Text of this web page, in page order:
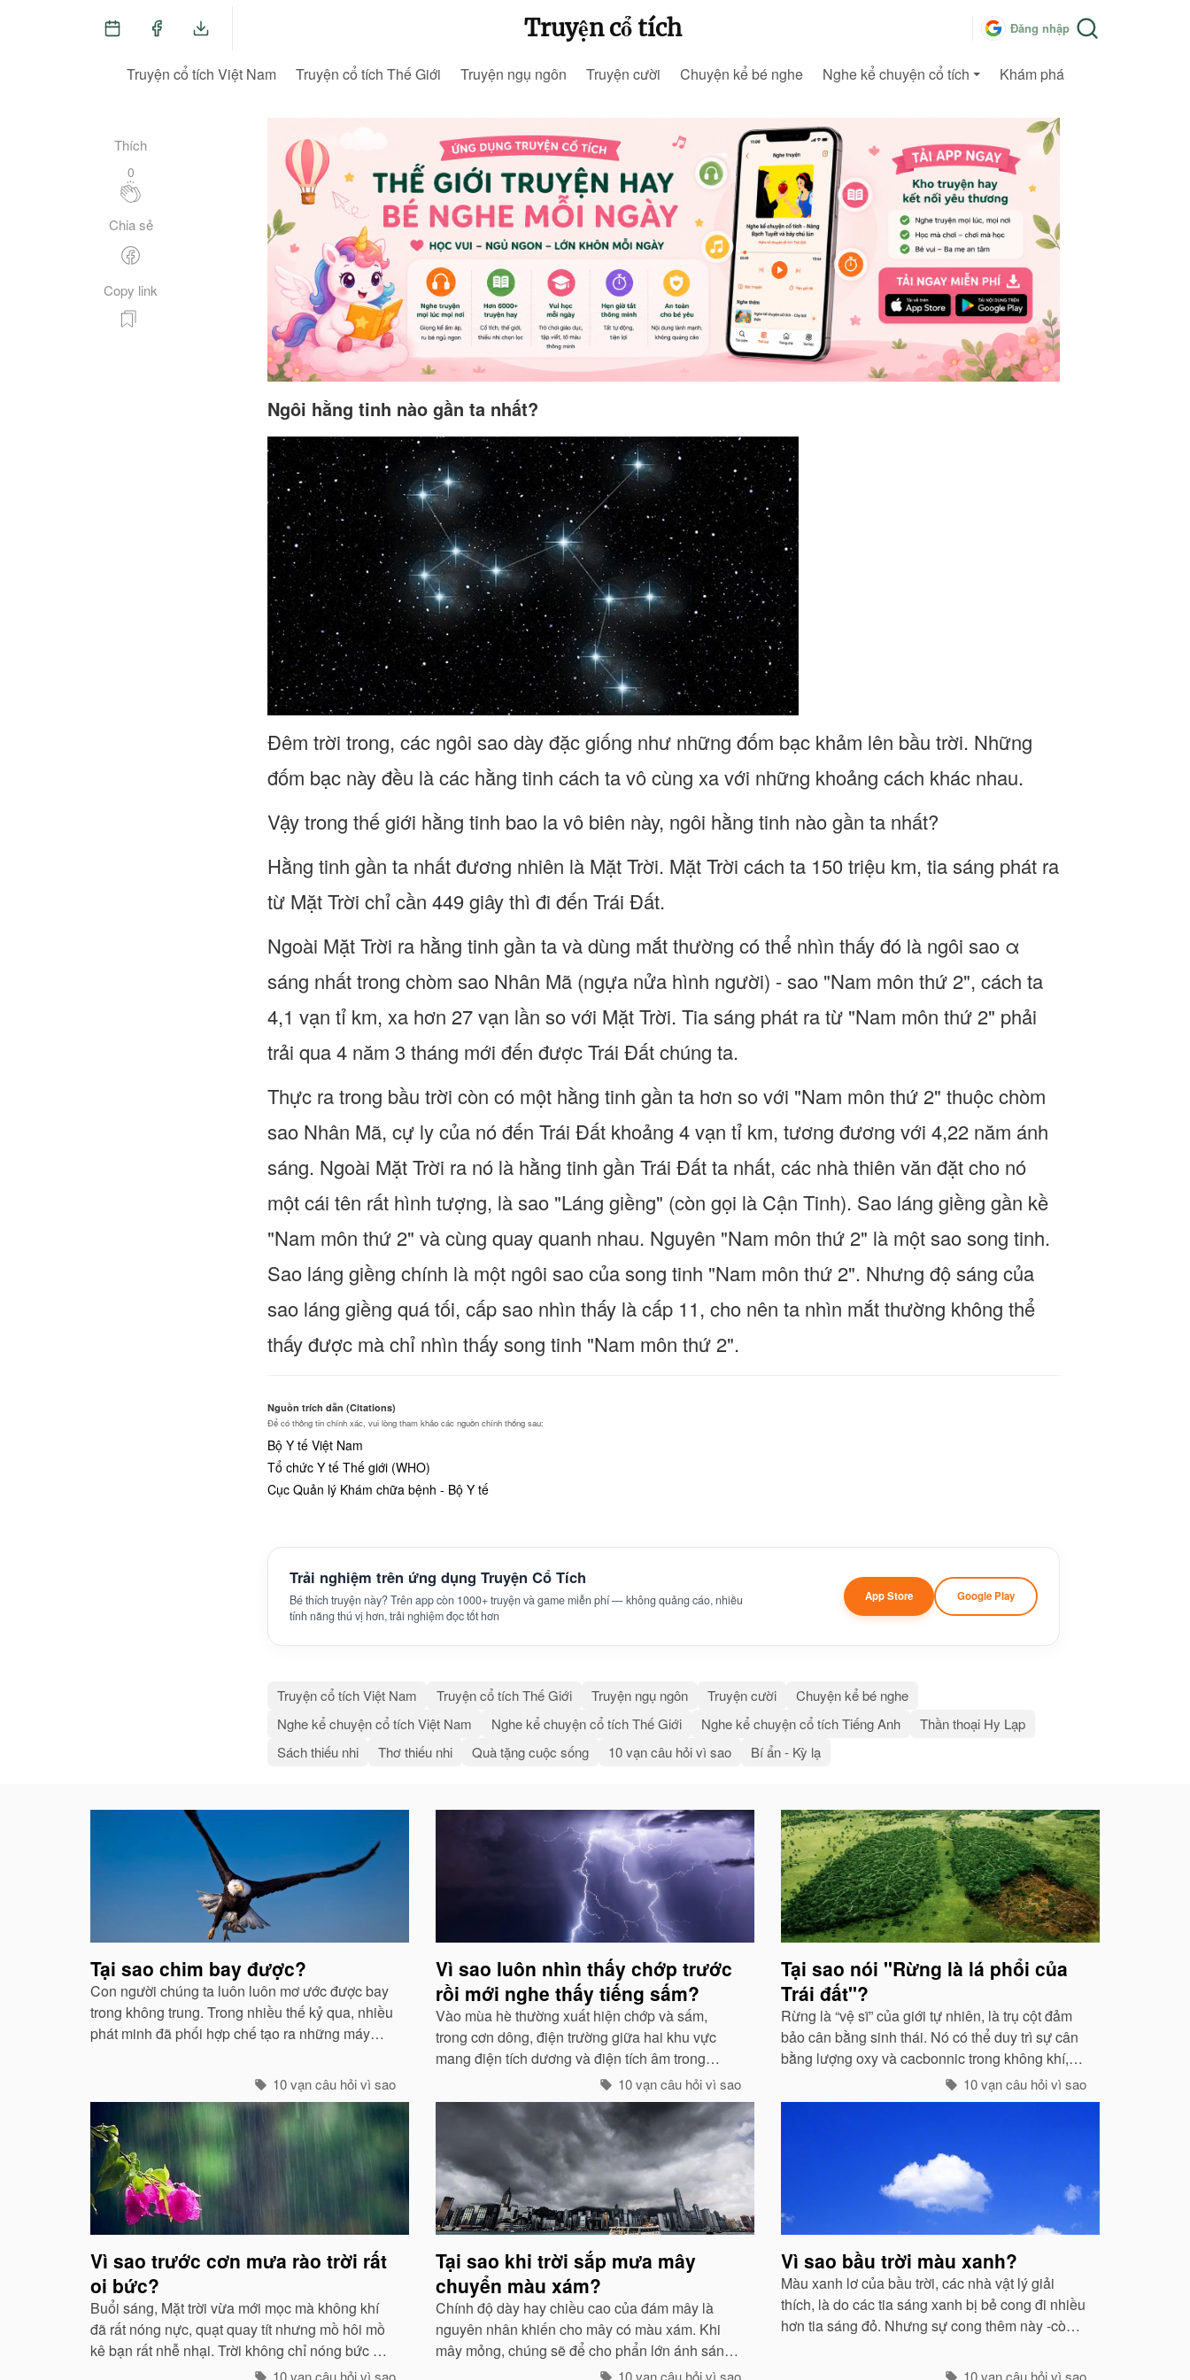
Truyện cổ tích Đăng nhập
Truyện cổ tích Việt Nam Truyện cổ tích Thế Giới Truyện ngụ ngôn Truyện cười Chuyện kể bé nghe Nghe kể chuyện cổ tích Khám phá
Thích
0
Chia sẻ
Copy link
Ngôi hằng tinh nào gần ta nhất?
Đêm trời trong, các ngôi sao dày đặc giống như những đốm bạc khảm lên bầu trời. Những
đốm bạc này đều là các hằng tinh cách ta vô cùng xa với những khoảng cách khác nhau.
Vậy trong thế giới hằng tinh bao la vô biên này, ngôi hằng tinh nào gần ta nhất?
Hằng tinh gần ta nhất đương nhiên là Mặt Trời. Mặt Trời cách ta 150 triệu km, tia sáng phát ra
từ Mặt Trời chỉ cần 449 giây thì đi đến Trái Đất.
Ngoài Mặt Trời ra hằng tinh gần ta và dùng mắt thường có thể nhìn thấy đó là ngôi sao α
sáng nhất trong chòm sao Nhân Mã (ngựa nửa hình người) - sao "Nam môn thứ 2", cách ta
4,1 vạn tỉ km, xa hơn 27 vạn lần so với Mặt Trời. Tia sáng phát ra từ "Nam môn thứ 2" phải
trải qua 4 năm 3 tháng mới đến được Trái Đất chúng ta.
Thực ra trong bầu trời còn có một hằng tinh gần ta hơn so với "Nam môn thứ 2" thuộc chòm
sao Nhân Mã, cự ly của nó đến Trái Đất khoảng 4 vạn tỉ km, tương đương với 4,22 năm ánh
sáng. Ngoài Mặt Trời ra nó là hằng tinh gần Trái Đất ta nhất, các nhà thiên văn đặt cho nó
một cái tên rất hình tượng, là sao "Láng giềng" (còn gọi là Cận Tinh). Sao láng giềng gần kề
"Nam môn thứ 2" và cùng quay quanh nhau. Nguyên "Nam môn thứ 2" là một sao song tinh.
Sao láng giềng chính là một ngôi sao của song tinh "Nam môn thứ 2". Nhưng độ sáng của
sao láng giềng quá tối, cấp sao nhìn thấy là cấp 11, cho nên ta nhìn mắt thường không thể
thấy được mà chỉ nhìn thấy song tinh "Nam môn thứ 2".
Nguồn trích dẫn (Citations)
Để có thông tin chính xác, vui lòng tham khảo các nguồn chính thống sau:
Bộ Y tế Việt Nam
Tổ chức Y tế Thế giới (WHO)
Cục Quản lý Khám chữa bệnh - Bộ Y tế
Trải nghiệm trên ứng dụng Truyện Cổ Tích
Bé thích truyện này? Trên app còn 1000+ truyện và game miễn phí — không quảng cáo, nhiều
tính năng thú vị hơn, trải nghiệm đọc tốt hơn
App Store Google Play
Truyện cổ tích Việt Nam Truyện cổ tích Thế Giới Truyện ngụ ngôn Truyện cười
Chuyện kể bé nghe
Nghe kể chuyện cổ tích Việt Nam
Nghe kể chuyện cổ tích Thế Giới Nghe kể chuyện cổ tích Tiếng Anh
Thần thoại Hy Lạp
Sách thiếu nhi
Thơ thiếu nhi Quà tặng cuộc sống 10 vạn câu hỏi vì sao Bí ẩn - Kỳ lạ
Bài
liên
quan
Tại sao chim bay được?
Con người chúng ta luôn luôn mơ ước được bay
trong không trung. Trong nhiều thế kỷ qua, nhiều
phát minh đã phối hợp chế tạo ra những máy
10 vạn câu hỏi vì sao
Vì sao luôn nhìn thấy chớp trước
rồi mới nghe thấy tiếng sấm?
Vào mùa hè thường xuất hiện chớp và sấm,
trong cơn dông, điện trường giữa hai khu vực
mang điện tích dương và điện tích âm trong
những đám mây lớn đến một mức độ nhất định,
hai loại điện tích trong quá trình phát triển sẽ
phát ra tia lửa...
10 vạn câu hỏi vì sao
Tại sao nói "Rừng là lá phổi của
Trái đất"?
Rừng là “vệ sĩ” của giới tự nhiên, là trụ cột đảm
bảo cân bằng sinh thái. Nó có thể duy trì sự cân
bằng lượng oxy và cacbonnic trong không khí,
giảm nhẹ ảnh hưởng của các chất thải, khí độc
gây nên ô nhiễm, làm trong sạch môi trường...
10 vạn câu hỏi vì sao
Vì sao trước cơn mưa rào trời rất
oi bức?
Buổi sáng, Mặt trời vừa mới mọc mà không khí
đã rất nóng nực, quạt quay tít nhưng mồ hôi mồ
kê bạn rất nhễ nhại. Trời không chỉ nóng bức mà
còn ngột ngạt nữa: Đó chính là dấu hiệu bắt đẩu
10 vạn câu hỏi vì sao
Tại sao khi trời sắp mưa mây
chuyển màu xám?
Chính độ dày hay chiều cao của đám mây là
nguyên nhân khiến cho mây có màu xám. Khi
mây mỏng, chúng sẽ để cho phẩn lớn ánh sáng
xuyên qua và có màu trắng... 10 vạn câu hỏi vì sao
Vì sao bầu trời màu xanh?
Màu xanh lơ của bầu trời, các nhà vật lý giải
thích, là do các tia sáng xanh bị bẻ cong đi nhiều
hơn tia sáng đỏ. Nhưng sự cong thêm này -còn
10 vạn câu hỏi vì sao